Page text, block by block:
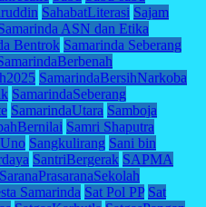
SahabatLiterasi Sajam
ASN dan Etika
Bentrok Samarinda Seberang
SamarindaBersihNarkoba
SamarindaSeberang
SamarindaUtara Samboja
Samri Shaputra
Sangkulirang Sani bin
SantriBergerak SAPMA
SaranaPrasaranaSekolah
Samarinda Sat Pol PP Sat